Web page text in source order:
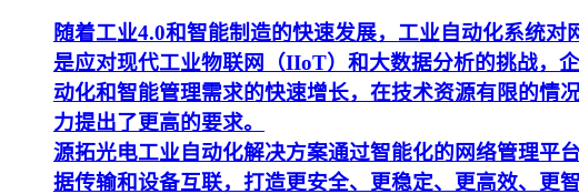
随着工业4.0和智能制造的快速发展，工业自动化系统
是应对现代工业物联网（IIoT）和大数据分析的挑战，
动化和智能管理需求的快速增长，在技术资源有限的情
力提出了更高的要求。
源拓光电工业自动化解决方案通过智能化的网络管理平
据传输和设备互联，打造更安全、更稳定、更高效、更